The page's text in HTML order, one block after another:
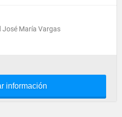
José María Vargas
información